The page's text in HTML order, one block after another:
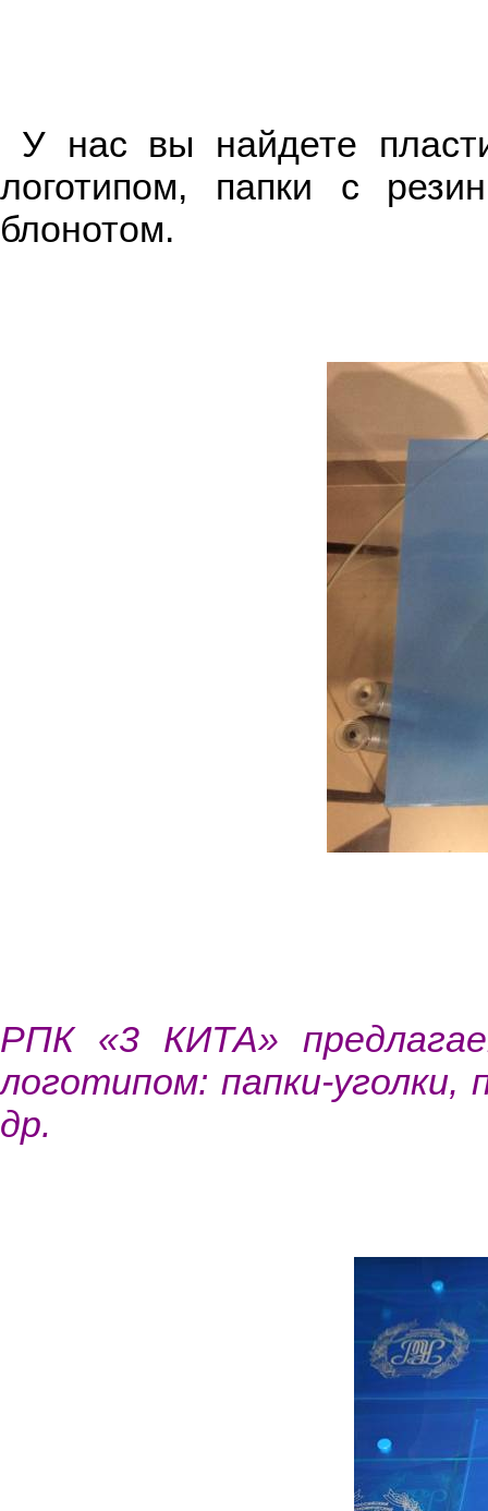
У нас вы найдете
логотипом, папки с
блонотом.
РПК «3 КИТА»
логотипом: папки-уголки,
др.